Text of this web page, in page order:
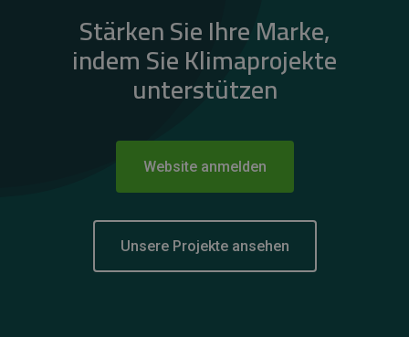
Stärken Sie Ihre Marke,
indem Sie Klimaprojekte
unterstützen
Website anmelden
Unsere Projekte ansehen